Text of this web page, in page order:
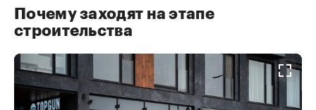
Почему заходят на этапе
строительства